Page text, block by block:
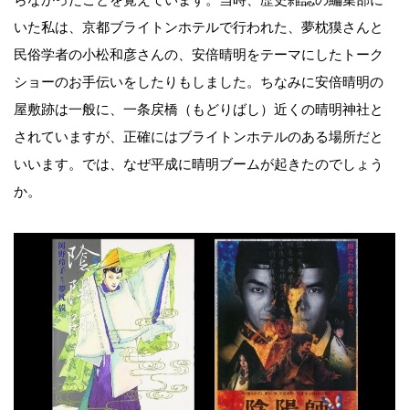
いた私は、京都ブライトンホテルで行われた、夢枕獏さんと
民俗学者の小松和彦さんの、安倍晴明をテーマにしたトーク
ショーのお手伝いをしたりもしました。ちなみに安倍晴明の
屋敷跡は一般に、一条戻橋（もどりばし）近くの晴明神社と
されていますが、正確にはブライトンホテルのある場所だと
いいます。では、なぜ平成に晴明ブームが起きたのでしょう
か。